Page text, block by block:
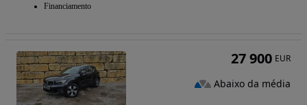
Financiamento
27 900 EUR
Abaixo da média